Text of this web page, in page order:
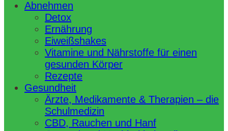
Abnehmen
Detox
Ernährung
Eiweißshakes
Vitamine und Nährstoffe für einen
gesunden Körper
Rezepte
Gesundheit
Ärzte, Medikamente & Therapien – die
Schulmedizin
CBD, Rauchen und Hanf